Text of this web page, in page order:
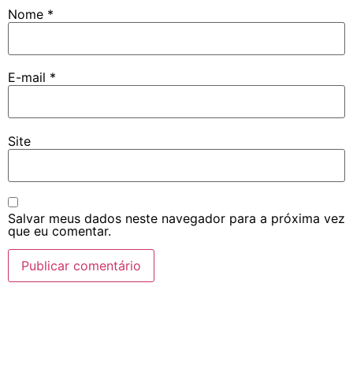
Nome *
E-mail *
Site
Salvar meus dados neste navegador para a próxima vez
que eu comentar.